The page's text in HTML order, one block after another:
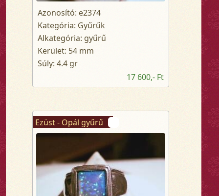
Azonosító: e2374
Kategória: Gyűrűk
Alkategória: gyűrű
Kerület: 54 mm
Súly: 4.4 gr
17 600,- Ft
Ezüst - Opál gyűrű